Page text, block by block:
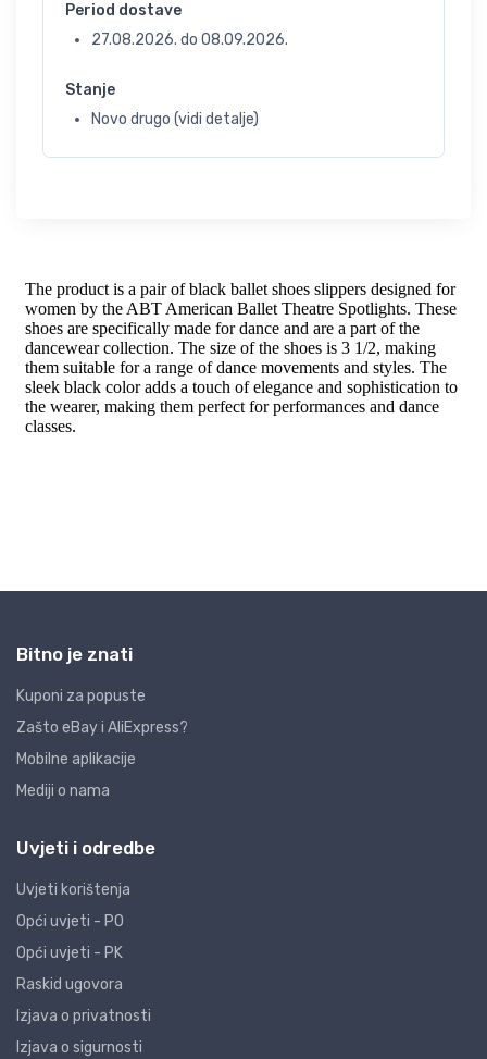
Period dostave
27.08.2026. do 08.09.2026.
Stanje
Novo drugo (vidi detalje)
Bitno je znati
Kuponi za popuste
Zašto eBay i AliExpress?
Mobilne aplikacije
Mediji o nama
Uvjeti i odredbe
Uvjeti korištenja
Opći uvjeti - PO
Opći uvjeti - PK
Raskid ugovora
Izjava o privatnosti
Izjava o sigurnosti